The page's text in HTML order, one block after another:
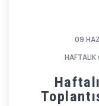
09
HAFTALIK